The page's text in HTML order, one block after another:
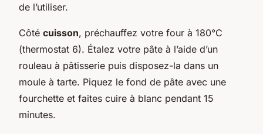
de l’utiliser.
Côté cuisson, préchauffez votre four à 180°C
(thermostat 6). Étalez votre pâte à l’aide d’un
rouleau à pâtisserie puis disposez-la dans un
moule à tarte. Piquez le fond de pâte avec une
fourchette et faites cuire à blanc pendant 15
minutes.